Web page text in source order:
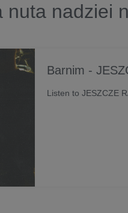
nuta nadziei
Barnim -
Listen to JESZCZE